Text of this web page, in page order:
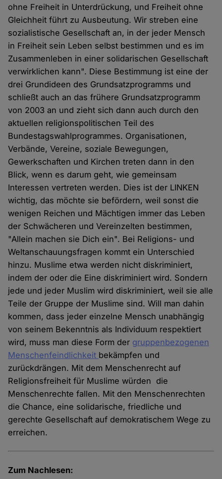
ohne Freiheit in Unterdrückung, und Freiheit ohne
Gleichheit führt zu Ausbeutung. Wir streben eine
sozialistische Gesellschaft an, in der jeder Mensch
in Freiheit sein Leben selbst bestimmen und es im
Zusammenleben in einer solidarischen Gesellschaft
verwirklichen kann". Diese Bestimmung ist eine der
drei Grundideen des Grundsatzprogramms und
schließt auch an das frühere Grundsatzprogramm
von 2003 an und zieht sich dann auch durch den
aktuellen religionspolitischen Teil des
Bundestagswahlprogrammes. Organisationen,
Verbände, Vereine, soziale Bewegungen,
Gewerkschaften und Kirchen treten dann in den
Blick, wenn es darum geht, wie gemeinsam
Interessen vertreten werden. Dies ist der LINKEN
wichtig, das möchte sie befördern, weil sonst die
wenigen Reichen und Mächtigen immer das Leben
der Schwächeren und Vereinzelten bestimmen,
"Allein machen sie Dich ein". Bei Religions- und
Weltanschauungsfragen kommt ein Unterschied
hinzu. Muslime etwa werden nicht diskriminiert,
indem der oder die Eine diskriminiert wird. Sondern
jede und jeder Muslim wird diskriminiert, weil sie alle
Teile der Gruppe der Muslime sind. Will man dahin
kommen, dass jeder einzelne Mensch unabhängig
von seinem Bekenntnis als Individuum respektiert
wird, muss man diese Form der gruppenbezogenen
Menschenfeindlichkeit bekämpfen und
zurückdrängen. Mit dem Menschenrecht auf
Religionsfreiheit für Muslime würden die
Menschenrechte fallen. Mit den Menschenrechten
die Chance, eine solidarische, friedliche und
gerechte Gesellschaft auf demokratischem Wege zu
erreichen.
Zum Nachlesen: